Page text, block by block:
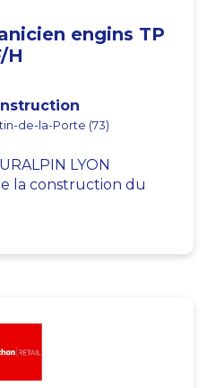
engins TP
H
de-la-Porte (73)
LYON
la construction du